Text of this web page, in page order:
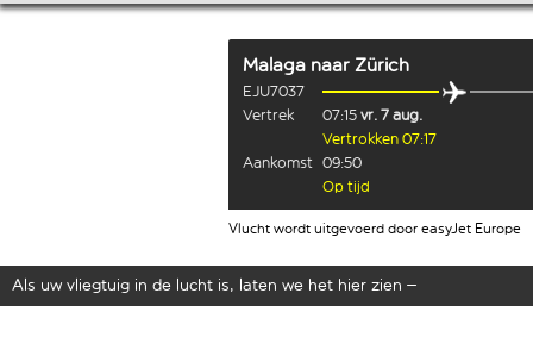
Malaga naar Zürich
EJU7037
Vertrek
07:15 vr. 7 aug.
Vertrokken 07:17
Aankomst 09:50
Op tijd
Vlucht wordt uitgevoerd door easyJet Europe
Als uw vliegtuig in de lucht is, laten we het hier zien –